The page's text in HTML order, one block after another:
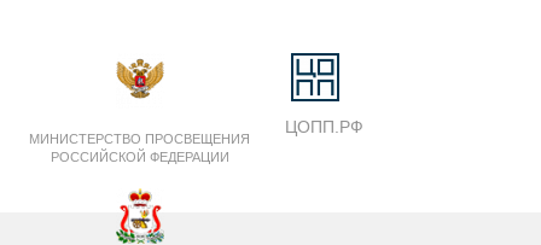
МИНИСТЕРСТВО ПРОСВЕЩЕНИЯ
РОССИЙСКОЙ ФЕДЕРАЦИИ
ЦОПП.РФ